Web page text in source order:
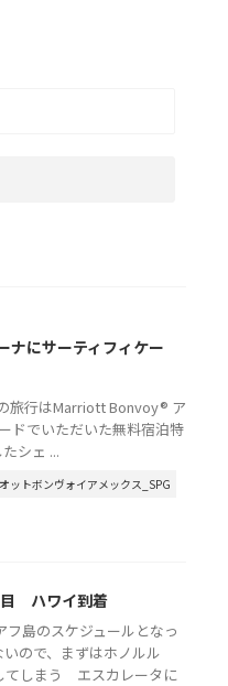
ナにサーティフィケー
旅行はMarriott Bonvoy® ア
ドでいただいた無料宿泊特
シェ ...
ットボンヴォイアメックス_SPG
ハワイ到着
島のスケジュールとなっ
ので、まずはホノルル
てしまう エスカレータに